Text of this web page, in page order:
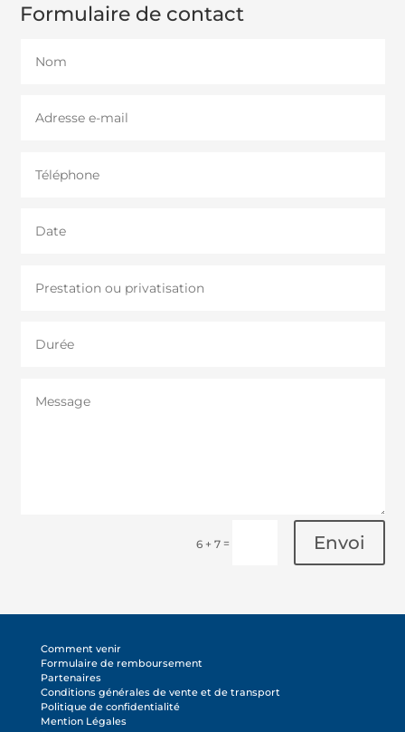
Formulaire de contact
6 + 7= Envoi
Comment venir
Formulaire de remboursement
Partenaires
Conditions générales de vente et de transport
Politique de confidentialité
Mention Légales